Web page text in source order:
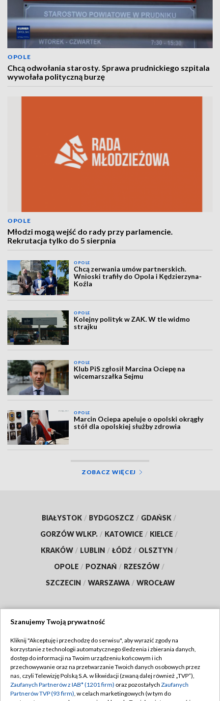
OPOLE
Chcą odwołania starosty. Sprawa prudnickiego szpitala
wywołała polityczną burzę
OPOLE
Młodzi mogą wejść do rady przy parlamencie.
Rekrutacja tylko do 5 sierpnia
OPOLE
Chcą zerwania umów partnerskich.
Wnioski trafiły do Opola i Kędzierzyna-
Koźla
OPOLE
Kolejny polityk w ZAK. W tle widmo
strajku
OPOLE
Klub PiS zgłosił Marcina Ociepę na
wicemarszałka Sejmu
OPOLE
Marcin Ociepa apeluje o opolski okrągły
stół dla opolskiej służby zdrowia
ZOBACZ WIĘCEJ
BIAŁYSTOK / BYDGOSZCZ / GDAŃSK /
GORZÓW WLKP. / KATOWICE / KIELCE /
KRAKÓW / LUBLIN / ŁÓDŹ / OLSZTYN /
OPOLE / POZNAŃ / RZESZÓW /
SZCZECIN / WARSZAWA / WROCŁAW
TVP
Abonament TVP
Emisja w TVP
Centrum informacji TVP
Regulamin TVP
Polityka prywatności
Szanujemy Twoją prywatność
Kliknij "Akceptuję i przechodzę do serwisu", aby wyrazić zgody na
korzystanie z technologii automatycznego śledzenia i zbierania danych,
dostęp do informacji na Twoim urządzeniu końcowym i ich
przechowywanie oraz na przetwarzanie Twoich danych osobowych przez
nas, czyli Telewizję Polską S.A. w likwidacji (zwaną dalej również „TVP”),
Zaufanych Partnerów z IAB* (1201 firm) oraz pozostałych Zaufanych
Partnerów TVP (93 firm), w celach marketingowych (w tym do